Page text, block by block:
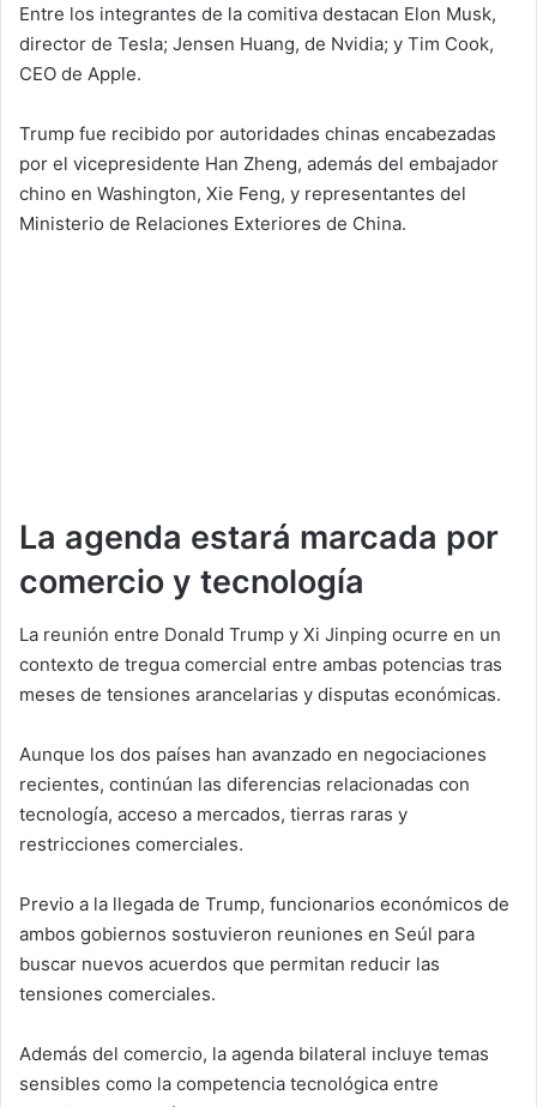
Entre los integrantes de la comitiva destacan Elon Musk,
director de Tesla; Jensen Huang, de Nvidia; y Tim Cook,
CEO de Apple.
Trump fue recibido por autoridades chinas encabezadas
por el vicepresidente Han Zheng, además del embajador
chino en Washington, Xie Feng, y representantes del
Ministerio de Relaciones Exteriores de China.
La agenda estará marcada por
comercio y tecnología
La reunión entre Donald Trump y Xi Jinping ocurre en un
contexto de tregua comercial entre ambas potencias tras
meses de tensiones arancelarias y disputas económicas.
Aunque los dos países han avanzado en negociaciones
recientes, continúan las diferencias relacionadas con
tecnología, acceso a mercados, tierras raras y
restricciones comerciales.
Previo a la llegada de Trump, funcionarios económicos de
ambos gobiernos sostuvieron reuniones en Seúl para
buscar nuevos acuerdos que permitan reducir las
tensiones comerciales.
Además del comercio, la agenda bilateral incluye temas
sensibles como la competencia tecnológica entre